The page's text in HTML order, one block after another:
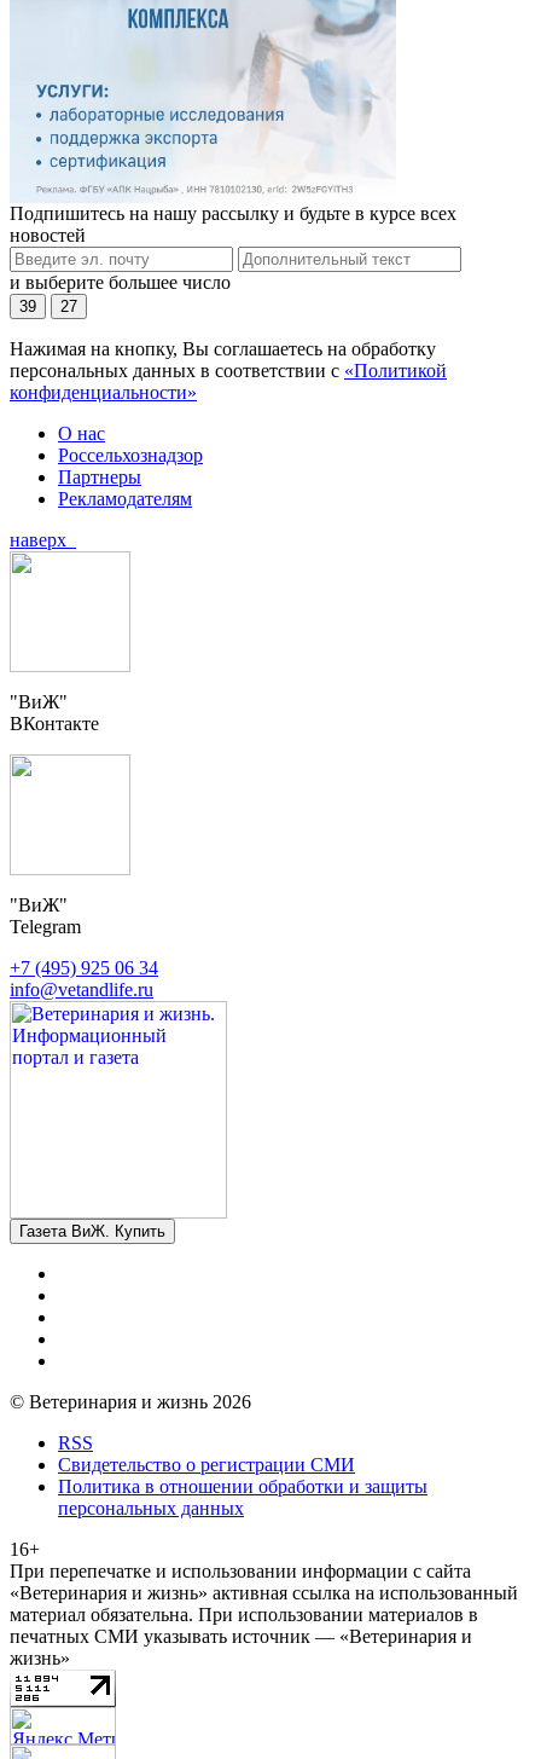
Подпишитесь на нашу рассылку и будьте в курсе всех
новостей
и выберите большее число
39 27
Нажимая на кнопку, Вы соглашаетесь на обработку
персональных данных в соответствии с «Политикой
конфиденциальности»
О нас
Россельхознадзор
Партнеры
Рекламодателям
наверх
"ВиЖ"
ВКонтакте
"ВиЖ"
Telegram
+7 (495) 925 06 34
info@vetandlife.ru
Газета ВиЖ. Купить
© Ветеринария и жизнь 2026
RSS
Свидетельство о регистрации СМИ
Политика в отношении обработки и защиты
персональных данных
16+
При перепечатке и использовании информации с сайта
«Ветеринария и жизнь» активная ссылка на использованный
материал обязательна. При использовании материалов в
печатных СМИ указывать источник — «Ветеринария и
жизнь»